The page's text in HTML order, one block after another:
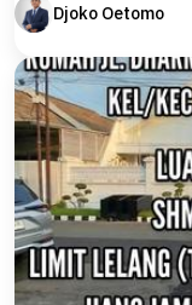
Djoko Oetomo